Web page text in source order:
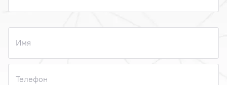
Имя
Телефон